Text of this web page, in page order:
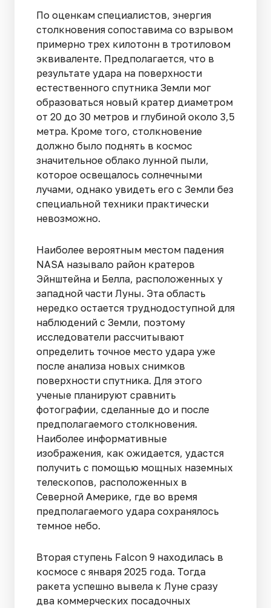
По оценкам специалистов, энергия
столкновения сопоставима со взрывом
примерно трех килотонн в тротиловом
эквиваленте. Предполагается, что в
результате удара на поверхности
естественного спутника Земли мог
образоваться новый кратер диаметром
от 20 до 30 метров и глубиной около 3,5
метра. Кроме того, столкновение
должно было поднять в космос
значительное облако лунной пыли,
которое освещалось солнечными
лучами, однако увидеть его с Земли без
специальной техники практически
невозможно.
Наиболее вероятным местом падения
NASA называло район кратеров
Эйнштейна и Белла, расположенных у
западной части Луны. Эта область
нередко остается труднодоступной для
наблюдений с Земли, поэтому
исследователи рассчитывают
определить точное место удара уже
после анализа новых снимков
поверхности спутника. Для этого
ученые планируют сравнить
фотографии, сделанные до и после
предполагаемого столкновения.
Наиболее информативные
изображения, как ожидается, удастся
получить с помощью мощных наземных
телескопов, расположенных в
Северной Америке, где во время
предполагаемого удара сохранялось
темное небо.
Вторая ступень Falcon 9 находилась в
космосе с января 2025 года. Тогда
ракета успешно вывела к Луне сразу
два коммерческих посадочных